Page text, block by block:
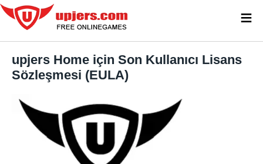
upjers Home için Son Kullanıcı Lisans
Sözleşmesi (EULA)
≡